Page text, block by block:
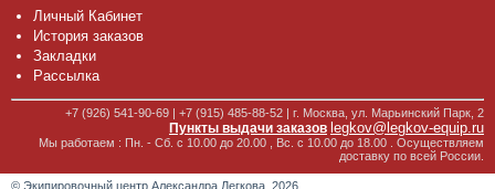
Личный Кабинет
История заказов
Закладки
Рассылка
+7 (926) 541-90-69 | +7 (915) 485-88-52 | г. Москва, ул. Марьинский Парк, 2
Пункты выдачи заказов legkov@legkov-equip.ru
Мы работаем : Пн. - Сб. с 10.00 до 20.00 , Вс. с 10.00 до 18.00 . Осуществляем
доставку по всей России.
© Экипировочный центр Александра Легкова, 2026